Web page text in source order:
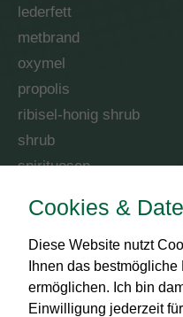
lederfett
metbrand
oxymel
propolis
ribisel-honig shrub
shrub
spirituosen
RECHTLICHES
Impressum
Datenschutz
Cookies &
Diese Website nutzt
Ihnen das
ermöglichen. Ich bin
Einwilligung jederzeit